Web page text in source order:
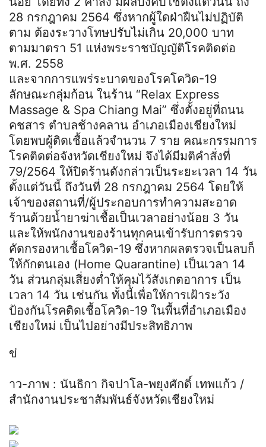
28 กรกฎาคม 2564 ซึ่งหากผู้ใดฝ่าฝืนไม่ปฏิบัติ
ตาม ต้องระวางโทษปรับไม่เกิน 20,000 บาท
ตามมาตรา 51 แห่งพระราชบัญญัติโรคติดต่อ
พ.ศ. 2558
และจากการแพร่ระบาดของโรคโควิด-19
ลักษณะกลุ่มก้อน ในร้าน “Relax Express
Massage & Spa Chiang Mai” ซึ่งตั้งอยู่ที่ถนน
คชสาร ตำบลช้างคลาน อำเภอเมืองเชียงใหม่
โดยพบผู้ติดเชื้อแล้วจำนวน 7 ราย คณะกรรมการ
โรคติดต่อจังหวัดเชียงใหม่ จึงได้มีมติคำสั่งที่
79/2564 ให้ปิดร้านดังกล่าวเป็นระยะเวลา 14 วัน
ตั้งแต่วันนี้ ถึงวันที่ 28 กรกฎาคม 2564 โดยให้
เจ้าของสถานที่/ผู้ประกอบการทำความสะอาด
ร้านด้วยน้ำยาฆ่าเชื้อเป็นเวลาอย่างน้อย 3 วัน
และให้พนักงานของร้านทุกคนเข้ารับการตรวจ
คัดกรองหาเชื้อโควิด-19 ซึ่งหากผลตรวจเป็นลบก็
ให้กักตนเอง (Home Quarantine) เป็นเวลา 14
วัน ส่วนกลุ่มเสี่ยงต่ำให้คุมไว้สังเกตอาการ เป็น
เวลา 14 วัน เช่นกัน ทั้งนี้เพื่อให้การเฝ้าระวัง
ป้องกันโรคติดเชื้อโควิด-19 ในพื้นที่อำเภอเมือง
เชียงใหม่ เป็นไปอย่างมีประสิทธิภาพ
ข่
าว-ภาพ : นันธิกา กิจปาโล-พยุงศักดิ์ เทพแก้ว /
สำนักงานประชาสัมพันธ์จังหวัดเชียงใหม่